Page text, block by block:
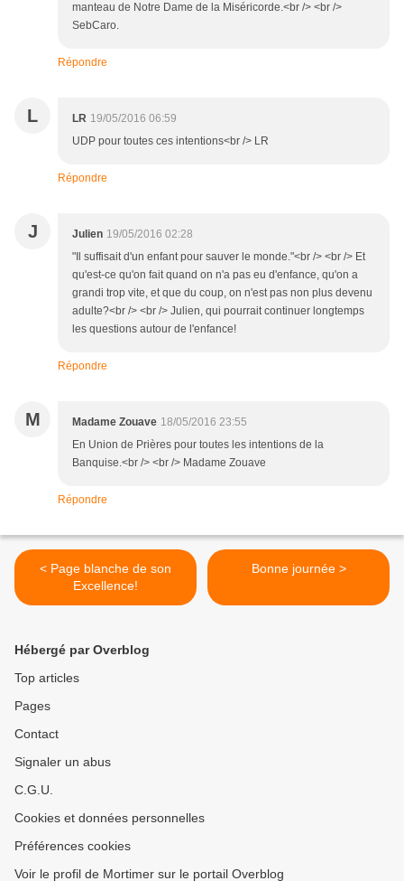
manteau de Notre Dame de la Miséricorde.<br /> <br />
SebCaro.
Répondre
L LR 19/05/2016 06:59
UDP pour toutes ces intentions<br /> LR
Répondre
J Julien 19/05/2016 02:28
"Il suffisait d'un enfant pour sauver le monde."<br /> <br /> Et
qu'est-ce qu'on fait quand on n'a pas eu d'enfance, qu'on a
grandi trop vite, et que du coup, on n'est pas non plus devenu
adulte?<br /> <br /> Julien, qui pourrait continuer longtemps
les questions autour de l'enfance!
Répondre
M Madame Zouave 18/05/2016 23:55
En Union de Prières pour toutes les intentions de la
Banquise.<br /> <br /> Madame Zouave
Répondre
< Page blanche de son
Excellence!
Bonne journée >
Hébergé par Overblog
Top articles
Pages
Contact
Signaler un abus
C.G.U.
Cookies et données personnelles
Préférences cookies
Voir le profil de Mortimer sur le portail Overblog